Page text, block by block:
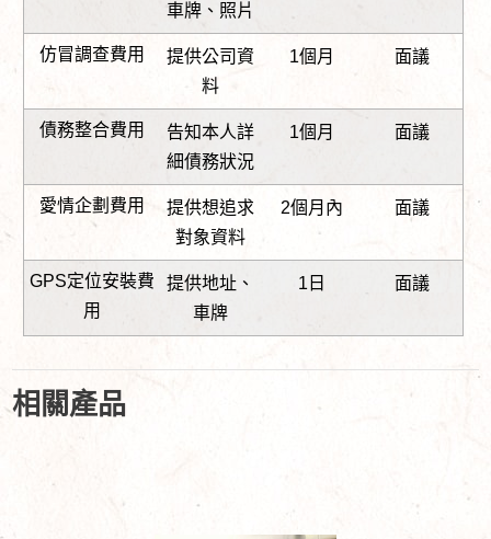
車牌、照片
仿冒調查費用
提供公司資
料
1個月 面議
債務整合費用
告知本人詳
細債務狀況
1個月 面議
愛情企劃費用
提供想追求
對象資料
2個月內 面議
GPS定位安裝費
用
提供地址、
車牌
1日 面議
相關產品